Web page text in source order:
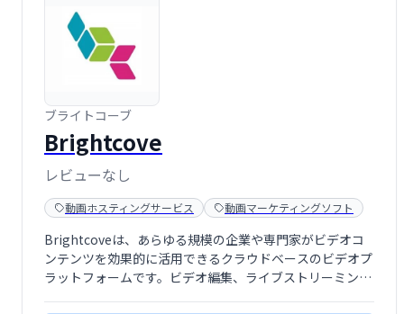
ブライトコーブ
Brightcove
レビューなし
動画ホスティングサービス 動画マーケティングソフト
Brightcoveは、あらゆる規模の企業や専門家がビデオコ
ンテンツを効果的に活用できるクラウドベースのビデオプ
ラットフォームです。ビデオ編集、ライブストリーミン